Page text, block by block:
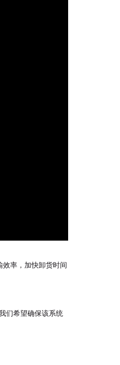
率，加快卸货时间
们希望确保该系统